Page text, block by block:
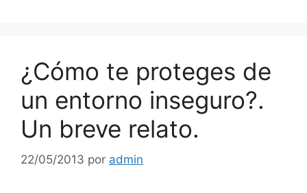
¿Cómo te proteges de
un entorno inseguro?.
Un breve relato.
22/05/2013 por admin